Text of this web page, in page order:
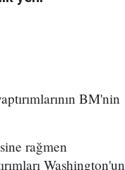
BM'nin
rağmen
Washington'un